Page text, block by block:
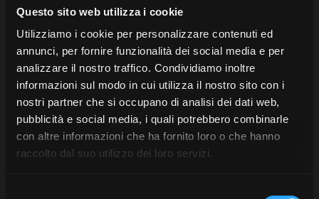
Questo sito web utilizza i cookie
Utilizziamo i cookie per personalizzare contenuti ed
annunci, per fornire funzionalità dei social media e per
analizzare il nostro traffico. Condividiamo inoltre
informazioni sul modo in cui utilizza il nostro sito con i
nostri partner che si occupano di analisi dei dati web,
pubblicità e social media, i quali potrebbero combinarle
con altre informazioni che ha fornito loro o che hanno
raccolto dal suo utilizzo dei loro servizi.